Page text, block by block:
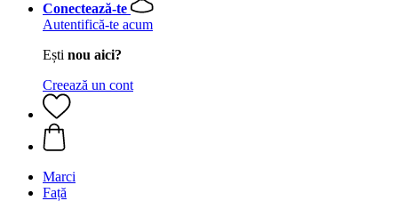
Conectează-te
Autentifică-te acum
Ești nou aici?
Creează un cont
Marci
Față